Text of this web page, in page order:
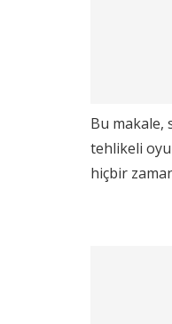
Bu makale,
tehlikeli
hiçbir